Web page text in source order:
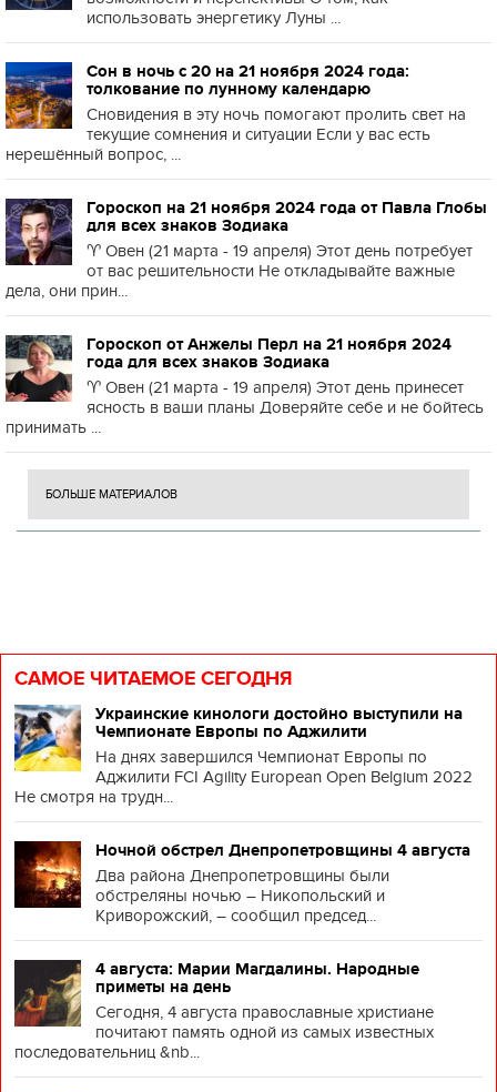
использовать энергетику Луны ...
Сон в ночь с 20 на 21 ноября 2024 года:
толкование по лунному календарю
Сновидения в эту ночь помогают пролить свет на
текущие сомнения и ситуации Если у вас есть
нерешённый вопрос, ...
Гороскоп на 21 ноября 2024 года от Павла Глобы
для всех знаков Зодиака
♈️ Овен (21 марта - 19 апреля) Этот день потребует
от вас решительности Не откладывайте важные
дела, они прин...
Гороскоп от Анжелы Перл на 21 ноября 2024
года для всех знаков Зодиака
♈️ Овен (21 марта - 19 апреля) Этот день принесет
ясность в ваши планы Доверяйте себе и не бойтесь
принимать ...
БОЛЬШЕ МАТЕРИАЛОВ
САМОЕ ЧИТАЕМОЕ СЕГОДНЯ
Украинские кинологи достойно выступили на
Чемпионате Европы по Аджилити
На днях завершился Чемпионат Европы по
Аджилити FCI Agility European Open Belgium 2022
Не смотря на трудн...
Ночной обстрел Днепропетровщины 4 августа
Два района Днепропетровщины были
обстреляны ночью – Никопольский и
Криворожский, – сообщил председ...
4 августа: Марии Магдалины. Народные
приметы на день
Сегодня, 4 августа православные христиане
почитают память одной из самых известных
последовательниц &nb...